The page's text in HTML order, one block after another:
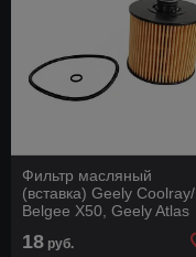
Фильтр масляный
(вставка) Geely Coolray/
Belgee X50, Geely Atlas
18 руб.